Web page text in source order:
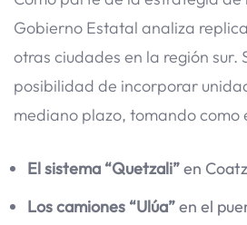
Gobierno Estatal analiza
otras ciudades en la región sur.
posibilidad de incorporar
mediano plazo, tomando como
El sistema “Quetzali”en
Los camiones “Ulúa”en el